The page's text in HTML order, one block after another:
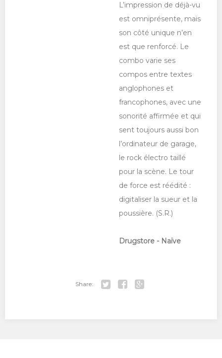
L’impression de déjà-vu
est omniprésente, mais
son côté unique n’en
est que renforcé. Le
combo varie ses
compos entre textes
anglophones et
francophones, avec une
sonorité affirmée et qui
sent toujours aussi bon
l’ordinateur de garage,
le rock électro taillé
pour la scène. Le tour
de force est réédité :
digitaliser la sueur et la
poussière. (S.R.)
Drugstore - Naïve
Share: